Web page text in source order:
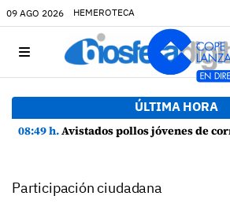
09 AGO 2026 HEMEROTECA
ÚLTIMA HORA
08:49 h.Avistados pollos jóvenes de corredor sahariano y episodios de
Participación ciudadana